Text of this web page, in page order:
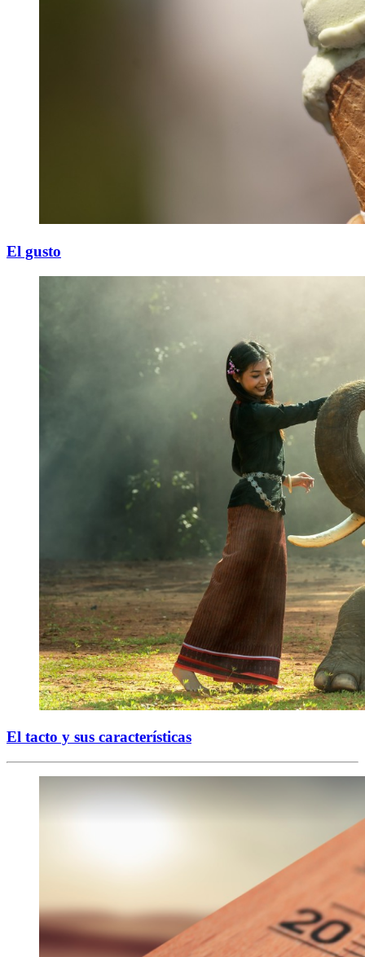
El gusto
El tacto y sus características